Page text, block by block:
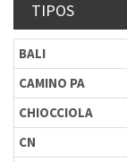
TIPOS
BALI
CAMINO PA
CHIOCCIOLA
CN